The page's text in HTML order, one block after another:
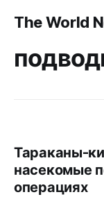
The World
Тараканы-
насекомые
операциях